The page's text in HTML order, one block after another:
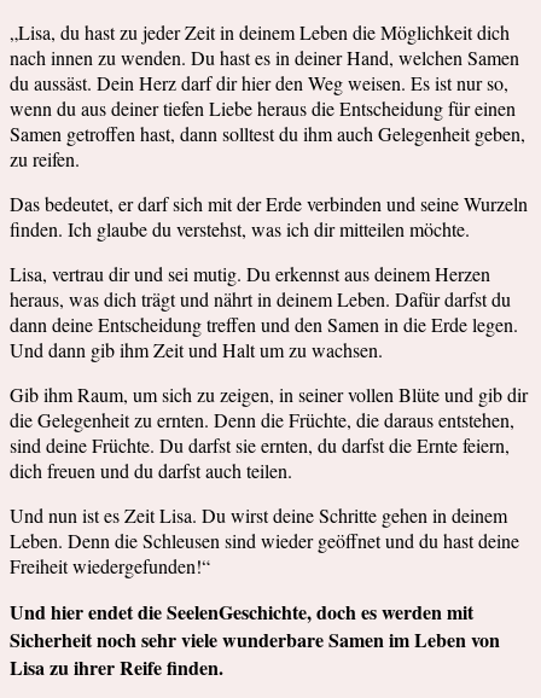
„Lisa, du hast zu jeder Zeit in deinem Leben die Möglichkeit dich
nach innen zu wenden. Du hast es in deiner Hand, welchen Samen
du aussäst. Dein Herz darf dir hier den Weg weisen. Es ist nur so,
wenn du aus deiner tiefen Liebe heraus die Entscheidung für einen
Samen getroffen hast, dann solltest du ihm auch Gelegenheit geben,
zu reifen.
Das bedeutet, er darf sich mit der Erde verbinden und seine Wurzeln
finden. Ich glaube du verstehst, was ich dir mitteilen möchte.
Lisa, vertrau dir und sei mutig. Du erkennst aus deinem Herzen
heraus, was dich trägt und nährt in deinem Leben. Dafür darfst du
dann deine Entscheidung treffen und den Samen in die Erde legen.
Und dann gib ihm Zeit und Halt um zu wachsen.
Gib ihm Raum, um sich zu zeigen, in seiner vollen Blüte und gib dir
die Gelegenheit zu ernten. Denn die Früchte, die daraus entstehen,
sind deine Früchte. Du darfst sie ernten, du darfst die Ernte feiern,
dich freuen und du darfst auch teilen.
Und nun ist es Zeit Lisa. Du wirst deine Schritte gehen in deinem
Leben. Denn die Schleusen sind wieder geöffnet und du hast deine
Freiheit wiedergefunden!“
Und hier endet die SeelenGeschichte, doch es werden mit
Sicherheit noch sehr viele wunderbare Samen im Leben von
Lisa zu ihrer Reife finden.